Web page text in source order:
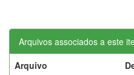
Arquivos associados a este
Arquivo